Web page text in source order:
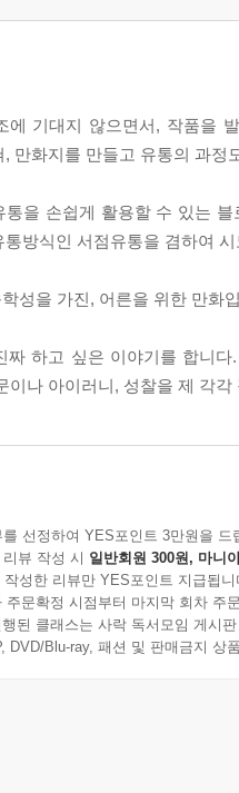
에 기대지 않으면서, 작품을
만화지를 만들고 유통의 과정
통을 손쉽게 활용할 수 있는
통방식인 서점유통을 겸하여
성을 가진, 어른을 위한 만화
짜 하고 싶은 이야기를 합니
이나 아이러니, 성찰을 제 각
선정하여 YES포인트 3만원을 드
뷰 작성 시 일반회원 300원, 마니
성한 리뷰만 YES포인트 지급됩니
주문확정 시점부터 마지막 회차 주
된 클래스는 사락 독서모임 게시
DVD/Blu-ray, 패션 및 판매금지 상